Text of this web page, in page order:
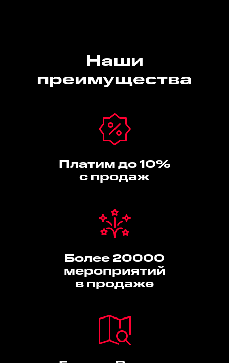
Наши
преимущества
Платим до 10%
с продаж
Более 20000
мероприятий
в продаже